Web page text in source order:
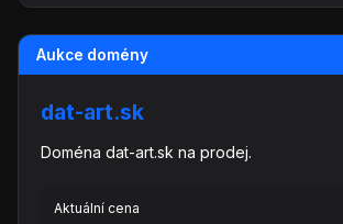
Aukce domény
dat-art.sk
Doména dat-art.sk na prodej.
Aktuální cena